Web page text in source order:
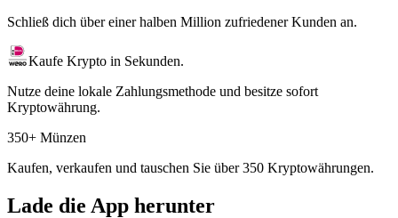
Schließ dich über einer halben Million zufriedener Kunden an.
Kaufe Krypto in Sekunden.
Nutze deine lokale Zahlungsmethode und besitze sofort
Kryptowährung.
350+ Münzen
Kaufen, verkaufen und tauschen Sie über 350 Kryptowährungen.
Lade die App herunter